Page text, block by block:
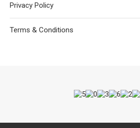
Privacy Policy
Terms & Conditions